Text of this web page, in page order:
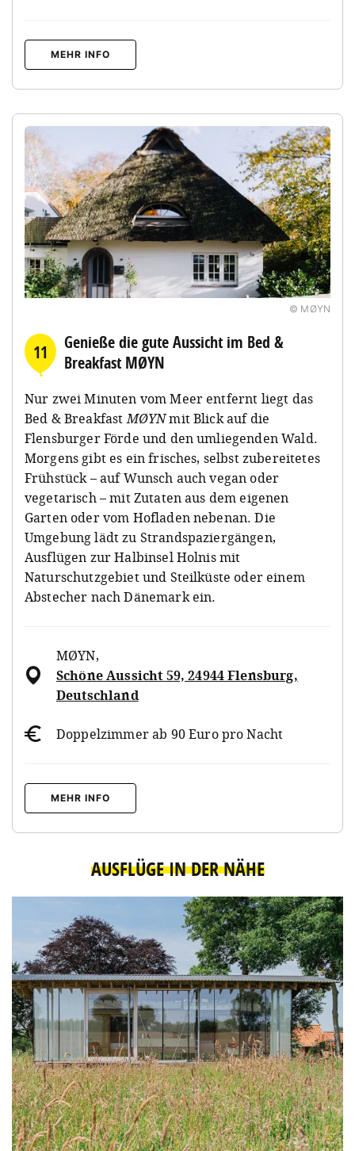
MEHR INFO
© MØYN
11
Genieße die gute Aussicht im Bed &
Breakfast MØYN
Nur zwei Minuten vom Meer entfernt liegt das
Bed & BreakfastMØYNmit Blick auf die
Flensburger Förde und den umliegenden Wald.
Morgens gibt es ein frisches, selbst zubereitetes
Frühstück – auf Wunsch auch vegan oder
vegetarisch – mit Zutaten aus dem eigenen
Garten oder vom Hofladen nebenan. Die
Umgebung lädt zu Strandspaziergängen,
Ausflügen zur Halbinsel Holnis mit
Naturschutzgebiet und Steilküste oder einem
Abstecher nach Dänemark ein.
MØYN,
Schöne Aussicht 59, 24944 Flensburg,
Deutschland
Doppelzimmer ab 90 Euro pro Nacht
MEHR INFO
AUSFLÜGE IN DER NÄHE